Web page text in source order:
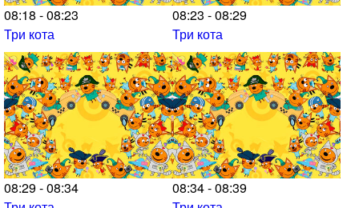
08:18 - 08:23
Три кота
08:23 - 08:29
Три кота
08:29 - 08:34
08:34 - 08:39